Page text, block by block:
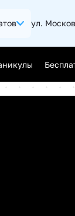
ул.